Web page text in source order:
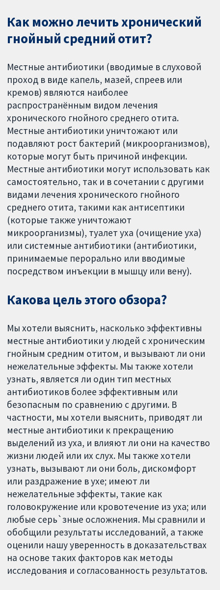
Как можно лечить хронический
гнойный средний отит?
Местные антибиотики (вводимые в слуховой
проход в виде капель, мазей, спреев или
кремов) являются наиболее
распространённым видом лечения
хронического гнойного среднего отита.
Местные антибиотики уничтожают или
подавляют рост бактерий (микроорганизмов),
которые могут быть причиной инфекции.
Местные антибиотики могут использовать как
самостоятельно, так и в сочетании с другими
видами лечения хронического гнойного
среднего отита, такими как антисептики
(которые также уничтожают
микроорганизмы), туалет уха (очищение уха)
или системные антибиотики (антибиотики,
принимаемые перорально или вводимые
посредством инъекции в мышцу или вену).
Какова цель этого обзора?
Мы хотели выяснить, насколько эффективны
местные антибиотики у людей с хроническим
гнойным средним отитом, и вызывают ли они
нежелательные эффекты. Мы также хотели
узнать, является ли один тип местных
антибиотиков более эффективным или
безопасным по сравнению с другими. В
частности, мы хотели выяснить, приводят ли
местные антибиотики к прекращению
выделений из уха, и влияют ли они на качество
жизни людей или их слух. Мы также хотели
узнать, вызывают ли они боль, дискомфорт
или раздражение в ухе; имеют ли
нежелательные эффекты, такие как
головокружение или кровотечение из уха; или
любые серь`зные осложнения. Мы сравнили и
обобщили результаты исследований, а также
оценили нашу уверенность в доказательствах
на основе таких факторов как методы
исследования и согласованность результатов.